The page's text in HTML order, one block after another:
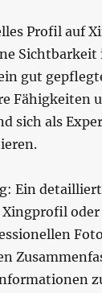
Profil auf
gut
Fähigkeiten
sich als
Ein
Xingprofil